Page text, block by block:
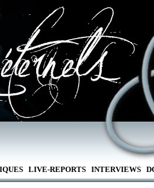
LIVE-REPORTS INTERVIEWS